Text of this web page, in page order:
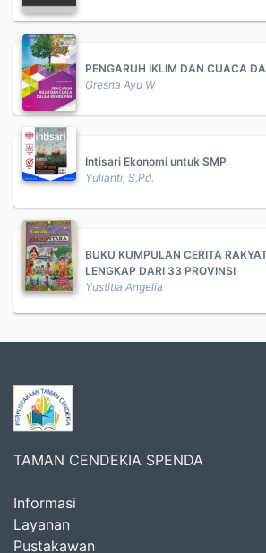
PENGARUH IKLIM DAN CUACA
Gresna Ayu W
Intisari Ekonomi untuk SMP
Yulianti, S.Pd.
BUKU KUMPULAN CERITA
LENGKAP DARI 33 PROVINSI
Yustitia Angelia
TAMAN CENDEKIA SPENDA
Informasi
Layanan
Pustakawan